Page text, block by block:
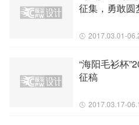
征集，勇敢圆
2017.03.01-
“海阳毛衫杯
征稿
2017.03.17-